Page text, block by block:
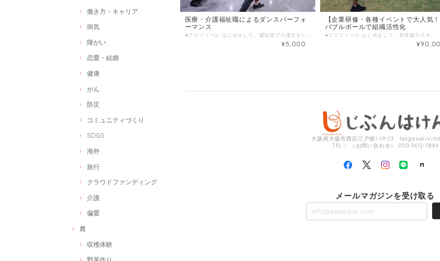
働き方・キャリア
病気
障がい
恋愛・結婚
健康
がん
防災
コミュニティづくり
SDGS
海外
旅行
クラウドファンディング
介護
偏愛
農
収穫体験
医療・介護福祉職によるダンスパーフォ
ーマンス
■プロフィール はじめまして、愛知県で介護士をしています 菅原和也（すがわらかずや）と申します。 医療介護業界の次世代の希望になる！をポリシーに医療介護業界を盛り上げています。働き手の笑顔が利用者様に伝染し、その先にいるご家族様へ伝染する。私は、利用者様を笑顔にすることはもちろんのこと、利用者様をサポートしている医療介護職も笑顔にする。2019年9月には地域の皆様に医療・介護をより身近に感じて頂くきっかけをつくる〝医療介護フェス〟を開催しました。クラウドファンディングを立ち上げ、50名の方々からご支援をいただき目標を達成することができました。当日は約400名の方にご参加して頂き医療介護を身近に感じて頂くきっかけを作ることができました。この医療介護フェスをきっかけに立ち上がった団体が〝STICKTOK〟です。 『病気や障害があっても自己実現を目指せる社会を創る』を想いに〝杖〟×〝ダンス〟×〝医療介護職〟という新たな『杖ダンス』が誕生しました。普段は病院や施設で活躍している業種ではありますが、この活動を通して医療介護福祉の枠を超えて大学の文化祭や地域の街づくりイベントのステージに登壇させて頂いています。（2枚目の写真）現在は、『NAGOYA』のみならず『OKINAWA』にもSTICKTOKメンバーが立ち上がり、2拠点で活動しています。『OSAKA』が立ち上がるのも早いかも・・・⁉ STICKTOKは海外を視野に活動をしており、杖ダンスを海外でも踊れるように進めています。 メンバーには〝医療介護職〟が多く参加しており、介護士、理学療法士、作業療法士、看護師、学生と社会人の枠すらも超えた活動です。 私たちは一人一人が個性を発揮して表現できる環境を作っています。 ◇趣味 サッカー、読書、人と話すこと。 特技 人の話を聞くこと、リフティング、牛めし作り。 アピールポイント フットワークがとても軽く、すぐに行動に移します。 ■わたしの複業 ・介護士（初任者研修取得） ・STICKTOKダンサー ・料理人（松屋でアルバイト） ・医療・介護塾塾長 ・医療介護フェス運営責任者 ・その他多数イベント運営 高齢者の方へ生活の支援をしながら、病気や障害があっても自己実現を目指すことのできる社会を創るために医療・介護を通して色んな方と出会い、STIKTOK（杖を用いたダンス）を世界で開催する為に活動しています。 ■時間内に提供できること ・イベント・プログラム提案、実施 ・利用者様に笑顔になってもらう ・介護予防に繋がるダンス方法 ■ こんな人におすすめ ・イベント・プログラムに悩んでいる事業所様 ・利用者様に笑顔になってもらいたい事業所様 ・介護予防に繋がるダンス方法を知りたい方 ※その他イベント出展もご希望がありましたらお気軽にお問い合わせください。 ■ 当日の流れとスケジュール 事前の打ち合わせ（時間1時間） ZOOMやSKYP・TEL・メッセンジャーにてダンス披露についてのご相談をお受けます。 1簡単にお互い自己紹介 2ヒアリング 3ダンスの日程・時間、ダンサーの人数、その他詳細についての打ち合わせ ダンスパーフォーマンス当日（時間1時間） １準備（10分） ２自己紹介（10分） ３ダンス披露（3分） ４メンバー紹介（10分） ５転倒予防のレクチャー（10分） ６メンバーとの交流タイム（17分） ＊延長希望な場合はその場でご相談の上、ご決済いただきます。 ■ 調整可能な曜日・時間帯 『打ち合わせが可能な曜日・時間帯』 始めにZOOMやSKYP・TEL・メッセンジャーにて 打ち合わせ日を調整させていただきます。 平日土日祝・9時から18時 ＊ 当日のご連絡はご遠慮ください。 7日前以上の余裕を持った日時で、ご希望日時を３つほどお知らせください。 （送信欄）＝＝＝＝＝＝＝＝＝＝＝＝ 第一希望：●月●日●曜日 ●時●分～●時●分 第二希望：●月●日●曜日 ●時●分～●時●分 第三希望：●月●日●曜日 ●時●分～●時●分 ＝＝＝＝＝＝＝＝＝＝＝＝＝＝＝＝＝ ■ よくある質問 ・金額について 交通費メンバー分別途支給 各エリアの担当者が各エリアからお伺いさせていただきます。 （沖縄で開催するときは沖縄からメンバーがお伺いします） ■1回のサービス提供時間 1 時間
¥5,000
【企業研修・各種イベントで大人気！
バブルボールで組織活性化
大阪府大阪市西区江戸堀1-19-23
TEL： （お問い合わせ） 050-3612-7844
メールマガジンを受け取る